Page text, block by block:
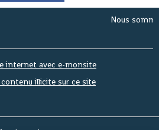
Nous sommes le
internet avec e-monsite
illicite sur ce site